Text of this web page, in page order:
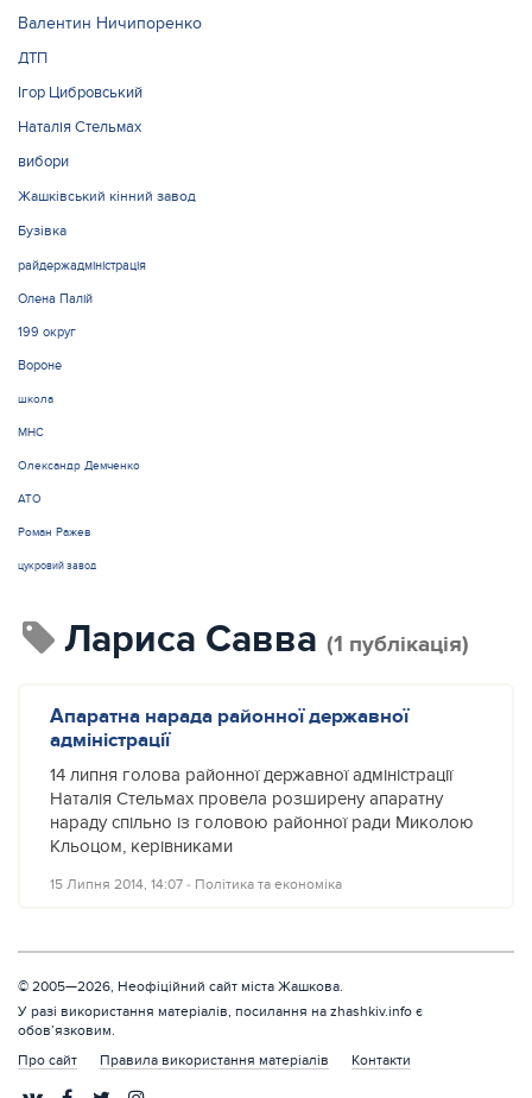
Валентин Ничипоренко
ДТП
Ігор Цибровський
Наталія Стельмах
вибори
Жашківський кінний завод
Бузівка
райдержадміністрація
Олена Палій
199 округ
Вороне
школа
МНС
Олександр Демченко
АТО
Роман Ражев
цукровий завод
Лариса Савва (1 публікація)
Апаратна нарада районної державної
адміністрації
14 липня голова районної державної адміністрації
Наталія Стельмах провела розширену апаратну
нараду спільно із головою районної ради Миколою
Кльоцом, керівниками
15 Липня 2014, 14:07 ‐ Політика та економіка
© 2005—2026, Неофіційний сайт міста Жашкова.
У разі використання матеріалів, посилання на zhashkiv.info є
обов’язковим.
Про сайт
Правила використання матеріалів Контакти